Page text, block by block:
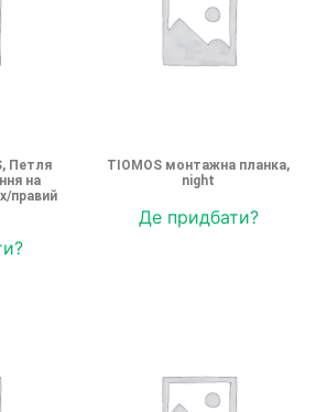
Петля
на
правий
TIOMOS монтажна планка,
night
Де придбати?